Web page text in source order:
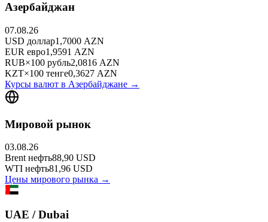
Азербайджан
07.08.26
USD доллар1,7000 AZN
EUR евро1,9591 AZN
RUB×100 рубль2,0816 AZN
KZT×100 тенге0,3627 AZN
Курсы валют в Азербайджане →
Мировой рынок
03.08.26
Brent нефть88,90 USD
WTI нефть81,96 USD
Цены мирового рынка →
UAE / Dubai